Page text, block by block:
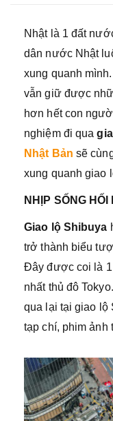
Nhật là 1 đất
dân nước Nhật
xung quanh
vẫn giữ được
hơn hết con
nghiệm đi qua
Nhật Bản sẽ
xung quanh giao
NHỊP SỐNG
Giao lộ Shibuya
trở thành biểu
Đây được coi là 1
nhất thủ đô
qua lại tại giao lộ
tạp chí, phim ảnh